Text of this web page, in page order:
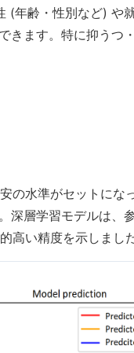
(年齢・性別など) や
きます。特に抑うつ
の水準がセットにな
深層学習モデルは、
高い精度を示しました